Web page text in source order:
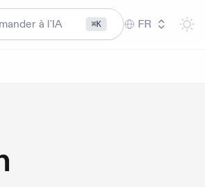
à l'IA ⌘K FR